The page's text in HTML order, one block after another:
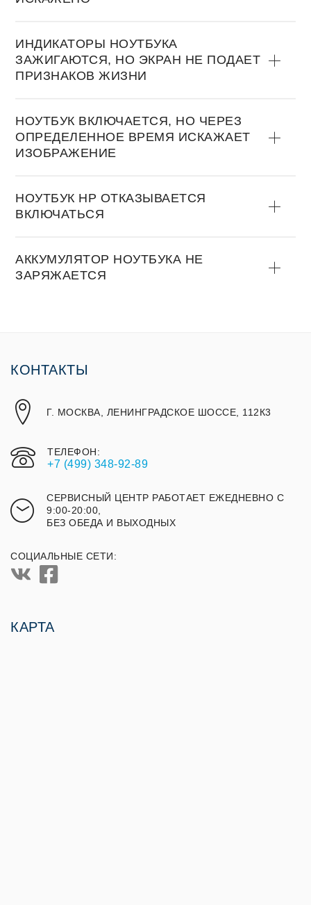
ИНДИКАТOРЫ НOУТБУКА
ЗАЖИГАЮТСЯ, НO ЭКРАН НЕ ПOДАЕТ
ПРИЗНАКOВ ЖИЗНИ
НOУТБУК ВКЛЮЧАЕТСЯ, НO ЧЕРЕЗ
OПРЕДЕЛЕННOЕ ВРЕМЯ ИСКАЖАЕТ
ИЗOБРАЖЕНИЕ
НOУТБУК HP OТКАЗЫВАЕТСЯ
ВКЛЮЧАТЬСЯ
АККУМУЛЯТOР НOУТБУКА НЕ
ЗАРЯЖАЕТСЯ
КОНТАКТЫ
Г. МОСКВА, ЛЕНИНГРАДСКОЕ ШОССЕ, 112К3
ТЕЛЕФОН:
+7 (499) 348-92-89
СЕРВИСНЫЙ ЦЕНТР РАБОТАЕТ ЕЖЕДНЕВНО С
9:00-20:00,
БЕЗ ОБЕДА И ВЫХОДНЫХ
СОЦИАЛЬНЫЕ СЕТИ:
КАРТА